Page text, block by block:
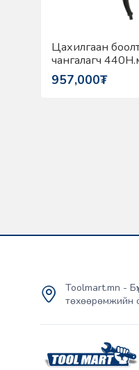
Цахилгаан
чангалагч
1/2" DEWALT
DW292-QS
957,000₮
Toolmart.mn -
төхөөрөмжийн